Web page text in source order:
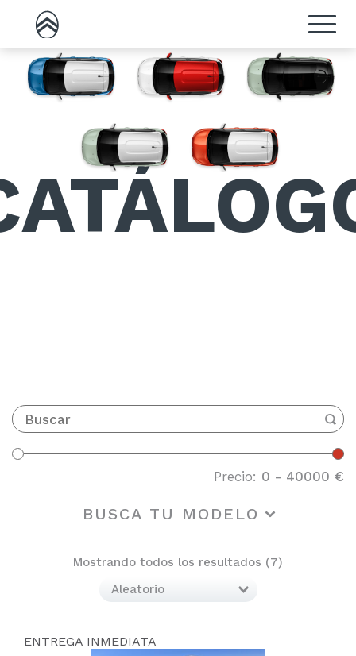
Precio: 0 - 40000 €
BUSCA TU MODELO
Mostrando todos los resultados (7)
ENTREGA INMEDIATA